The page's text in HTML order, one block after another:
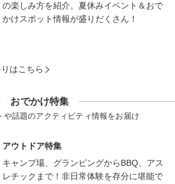
の楽しみ方を紹介。夏休みイベント＆おで
かけスポット情報が盛りだくさん！
はこちら
おでかけ特集
や話題のアクティビティ情報をお届け
アウトドア特集
キャンプ場、グランピングからBBQ、アス
レチックまで！非日常体験を存分に堪能で